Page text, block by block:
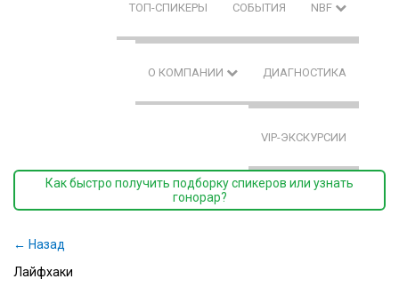
ТОП-СПИКЕРЫ СОБЫТИЯ NBF
О КОМПАНИИ ДИАГНОСТИКА
VIP-ЭКСКУРСИИ
Как быстро получить подборку спикеров или узнать
гонорар?
← Назад
Лайфхаки